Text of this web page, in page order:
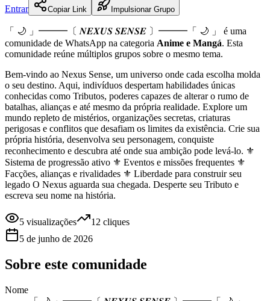
Entrar Copiar Link Impulsionar Grupo
「 🌙 」━━━〔 𝑵𝑬𝑿𝑼𝑺 𝑺𝑬𝑵𝑺𝑬 〕━━━「 🌙 」 é uma
comunidade de WhatsApp na categoria Anime e Mangá. Esta
comunidade reúne múltiplos grupos sobre o mesmo tema.
Bem-vindo ao Nexus Sense, um universo onde cada escolha molda
o seu destino. Aqui, indivíduos despertam habilidades únicas
conhecidas como Tributos, poderes capazes de alterar o rumo de
batalhas, alianças e até mesmo da própria realidade. Explore um
mundo repleto de mistérios, organizações secretas, criaturas
perigosas e conflitos que desafiam os limites da existência. Crie sua
própria história, desenvolva seu personagem, conquiste
reconhecimento e descubra até onde sua ambição pode levá-lo. ⚜️
Sistema de progressão ativo ⚜️ Eventos e missões frequentes ⚜️
Facções, alianças e rivalidades ⚜️ Liberdade para construir seu
legado O Nexus aguarda sua chegada. Desperte seu Tributo e
escreva seu nome na história.
5 visualizações 12 cliques
5 de junho de 2026
Sobre este comunidade
Nome